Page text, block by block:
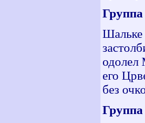
Группа
Шальке
одолел
его
без
Группа